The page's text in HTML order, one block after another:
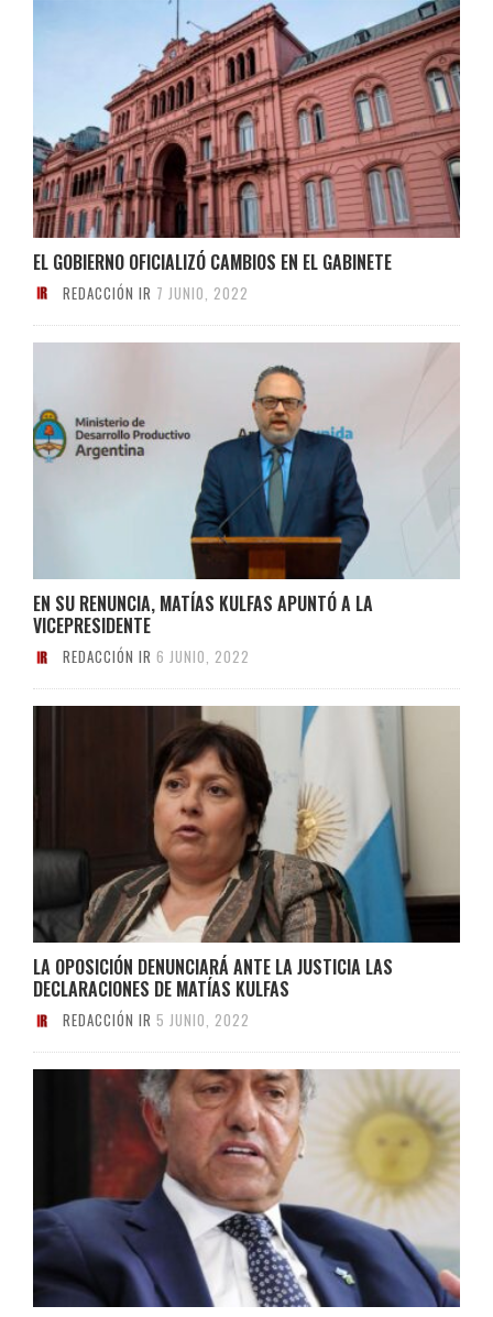
EL GOBIERNO OFICIALIZÓ CAMBIOS EN EL GABINETE
REDACCIÓN IR 7 JUNIO, 2022
EN SU RENUNCIA, MATÍAS KULFAS APUNTÓ A LA
VICEPRESIDENTE
REDACCIÓN IR 6 JUNIO, 2022
LA OPOSICIÓN DENUNCIARÁ ANTE LA JUSTICIA LAS
DECLARACIONES DE MATÍAS KULFAS
REDACCIÓN IR 5 JUNIO, 2022